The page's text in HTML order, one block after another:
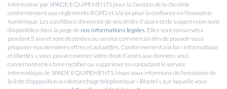
informatisé par SPADE EQUIPEMENTS pour la Gestion de la clientèle
conformément aux règlements RGPD et à la loi pour la confiance en l'économie
numérique. Les conditions d'exercice de vos droits d'accès et de suppression sont
disponibles dans la page de nos informations légales. Elles sont conservées
pendant 5 ans et sont destinées au service commercial afin de pouvoir vous
proposer nos dernières offres et actualités. Conformément à la loi « informatique
et libertés », vous pouvez exercer votre droit d'accès aux données vous
concernant et les faire rectifier ou supprimer en contactant le service
informatique de SPADE EQUIPEMENTS. Nous vous informons de l'existence de
la liste d'opposition au démarchage téléphonique « Bloctel », sur laquelle vous